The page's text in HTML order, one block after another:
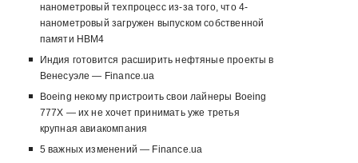
нанометровый техпроцесс из-за того, что 4-
нанометровый загружен выпуском собственной
памяти HBM4
Индия готовится расширить нефтяные проекты в
Венесуэле — Finance.ua
Boeing некому пристроить свои лайнеры Boeing
777X — их не хочет принимать уже третья
крупная авиакомпания
5 важных изменений — Finance.ua